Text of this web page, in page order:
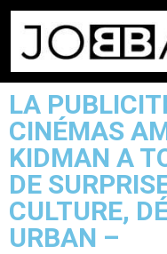
LA
CINÉMAS
KIDMAN A
DE
CULTURE,
URBAN –